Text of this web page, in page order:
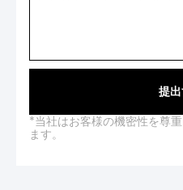
提
*当社はお客様の機密性を尊
ます。